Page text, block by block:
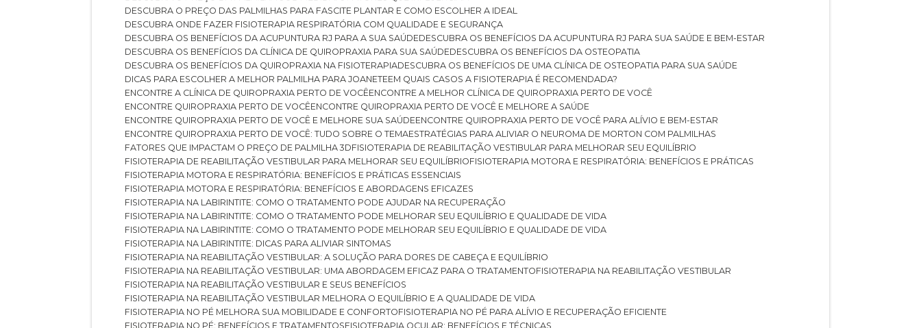
DESCUBRA O PREÇO DAS PALMILHAS PARA FASCITE PLANTAR E COMO ESCOLHER A IDEAL
DESCUBRA ONDE FAZER FISIOTERAPIA RESPIRATÓRIA COM QUALIDADE E SEGURANÇA
DESCUBRA OS BENEFÍCIOS DA ACUPUNTURA RJ PARA A SUA SAÚDE
DESCUBRA OS BENEFÍCIOS DA ACUPUNTURA RJ PARA SUA SAÚDE E BEM-ESTAR
DESCUBRA OS BENEFÍCIOS DA CLÍNICA DE QUIROPRAXIA PARA SUA SAÚDE
DESCUBRA OS BENEFÍCIOS DA OSTEOPATIA
DESCUBRA OS BENEFÍCIOS DA QUIROPRAXIA NA FISIOTERAPIA
DESCUBRA OS BENEFÍCIOS DE UMA CLÍNICA DE OSTEOPATIA PARA SUA SAÚDE
DICAS PARA ESCOLHER A MELHOR PALMILHA PARA JOANETE EM QUAIS CASOS A FISIOTERAPIA É RECOMENDADA?
ENCONTRE A CLÍNICA DE QUIROPRAXIA PERTO DE VOCÊ ENCONTRE A MELHOR CLÍNICA DE QUIROPRAXIA PERTO DE VOCÊ
ENCONTRE QUIROPRAXIA PERTO DE VOCÊ ENCONTRE QUIROPRAXIA PERTO DE VOCÊ E MELHORE A SAÚDE
ENCONTRE QUIROPRAXIA PERTO DE VOCÊ E MELHORE SUA SAÚDE ENCONTRE QUIROPRAXIA PERTO DE VOCÊ PARA ALÍVIO E BEM-ESTAR
ENCONTRE QUIROPRAXIA PERTO DE VOCÊ: TUDO SOBRE O TEMA ESTRATÉGIAS PARA ALIVIAR O NEUROMA DE MORTON COM PALMILHAS
FATORES QUE IMPACTAM O PREÇO DE PALMILHA 3D
FISIOTERAPIA DE REABILITAÇÃO VESTIBULAR PARA MELHORAR SEU EQUILÍBRIO
FISIOTERAPIA DE REABILITAÇÃO VESTIBULAR PARA MELHORAR SEU EQUILÍBRIO
FISIOTERAPIA MOTORA E RESPIRATÓRIA: BENEFÍCIOS E PRÁTICAS
FISIOTERAPIA MOTORA E RESPIRATÓRIA: BENEFÍCIOS E PRÁTICAS ESSENCIAIS
FISIOTERAPIA MOTORA E RESPIRATÓRIA: BENEFÍCIOS E ABORDAGENS EFICAZES
FISIOTERAPIA NA LABIRINTITE: COMO O TRATAMENTO PODE AJUDAR NA RECUPERAÇÃO
FISIOTERAPIA NA LABIRINTITE: COMO O TRATAMENTO PODE MELHORAR SEU EQUILÍBRIO E QUALIDADE DE VIDA
FISIOTERAPIA NA LABIRINTITE: COMO O TRATAMENTO PODE MELHORAR SEU EQUILÍBRIO E QUALIDADE DE VIDA
FISIOTERAPIA NA LABIRINTITE: DICAS PARA ALIVIAR SINTOMAS
FISIOTERAPIA NA REABILITAÇÃO VESTIBULAR: A SOLUÇÃO PARA DORES DE CABEÇA E EQUILÍBRIO
FISIOTERAPIA NA REABILITAÇÃO VESTIBULAR: UMA ABORDAGEM EFICAZ PARA O TRATAMENTO
FISIOTERAPIA NA REABILITAÇÃO VESTIBULAR
FISIOTERAPIA NA REABILITAÇÃO VESTIBULAR E SEUS BENEFÍCIOS
FISIOTERAPIA NA REABILITAÇÃO VESTIBULAR MELHORA O EQUILÍBRIO E A QUALIDADE DE VIDA
FISIOTERAPIA NO PÉ MELHORA SUA MOBILIDADE E CONFORTO
FISIOTERAPIA NO PÉ PARA ALÍVIO E RECUPERAÇÃO EFICIENTE
FISIOTERAPIA NO PÉ: BENEFÍCIOS E TRATAMENTOS
FISIOTERAPIA OCULAR: BENEFÍCIOS E TÉCNICAS